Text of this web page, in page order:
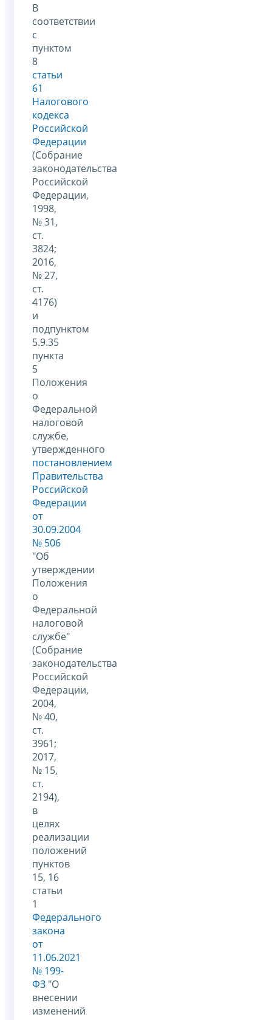
В
соответствии
с
пунктом
8
статьи
61
Налогового
кодекса
Российской
Федерации
(Собрание
законодательства
Российской
Федерации,
1998,
№ 31,
ст.
3824;
2016,
№ 27,
ст.
4176)
и
подпунктом
5.9.35
пункта
5
Положения
о
Федеральной
налоговой
службе,
утвержденного
постановлением
Правительства
Российской
Федерации
от
30.09.2004
№ 506
"Об
утверждении
Положения
о
Федеральной
налоговой
службе"
(Собрание
законодательства
Российской
Федерации,
2004,
№ 40,
ст.
3961;
2017,
№ 15,
ст.
2194),
в
целях
реализации
положений
пунктов
15, 16
статьи
1
Федерального
закона
от
11.06.2021
№ 199-
ФЗ "О
внесении
изменений